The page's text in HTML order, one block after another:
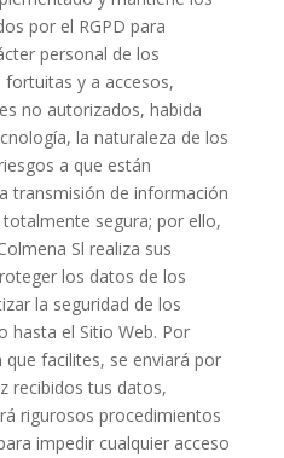
por el RGPD para
personal de los
y a accesos,
no autorizados, habida
la naturaleza de los
a que están
transmisión de información
segura; por ello,
Sl realiza sus
los datos de los
la seguridad de los
hasta el Sitio Web. Por
facilites, se enviará por
recibidos tus datos,
rigurosos procedimientos
impedir cualquier acceso